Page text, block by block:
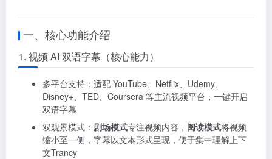
一、核心功能介绍
1. 视频 AI 双语字幕（核心能力）
多平台支持：适配 YouTube、Netflix、Udemy、
Disney+、TED、Coursera 等主流视频平台，一键开启
双语字幕
双观景模式： 剧场模式专注视频内容， 阅读模式将视频
缩小至一侧，字幕以文本形式呈现，便于集中理解上下
文Trancy